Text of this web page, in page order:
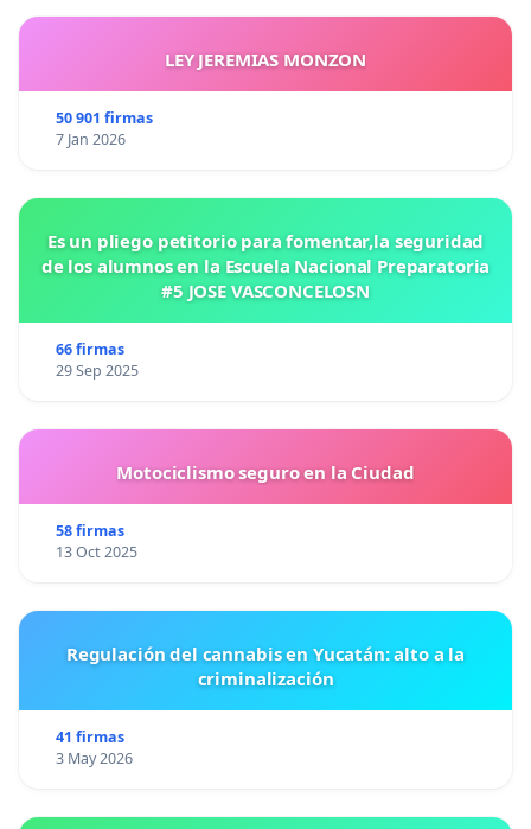
LEY JEREMIAS MONZON
50 901 firmas
7 Jan 2026
Es un pliego petitorio para fomentar,la seguridad
de los alumnos en la Escuela Nacional Preparatoria
#5 JOSE VASCONCELOSN
66 firmas
29 Sep 2025
Motociclismo seguro en la Ciudad
58 firmas
13 Oct 2025
Regulación del cannabis en Yucatán: alto a la
criminalización
41 firmas
3 May 2026